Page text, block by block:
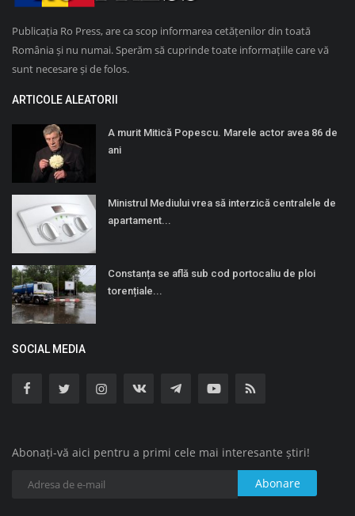
Publicația Ro Press, are ca scop informarea cetățenilor din toată
România și nu numai. Sperăm să cuprinde toate informațiile care vă
sunt necesare și de folos.
ARTICOLE ALEATORII
A murit Mitică Popescu. Marele actor avea 86 de
ani
Ministrul Mediului vrea să interzică centralele de
apartament...
Constanța se află sub cod portocaliu de ploi
torențiale...
SOCIAL MEDIA
Abonați-vă aici pentru a primi cele mai interesante știri!
Abonare